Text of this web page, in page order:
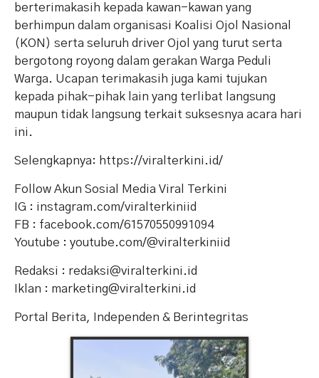
berterimakasih kepada kawan-kawan yang
berhimpun dalam organisasi Koalisi Ojol Nasional
(KON) serta seluruh driver Ojol yang turut serta
bergotong royong dalam gerakan Warga Peduli
Warga. Ucapan terimakasih juga kami tujukan
kepada pihak-pihak lain yang terlibat langsung
maupun tidak langsung terkait suksesnya acara hari
ini.
Selengkapnya: https://viralterkini.id/
Follow Akun Sosial Media Viral Terkini
IG : instagram.com/viralterkiniid
FB : facebook.com/61570550991094
Youtube : youtube.com/@viralterkiniid
Redaksi : redaksi@viralterkini.id
Iklan : marketing@viralterkini.id
Portal Berita, Independen & Berintegritas